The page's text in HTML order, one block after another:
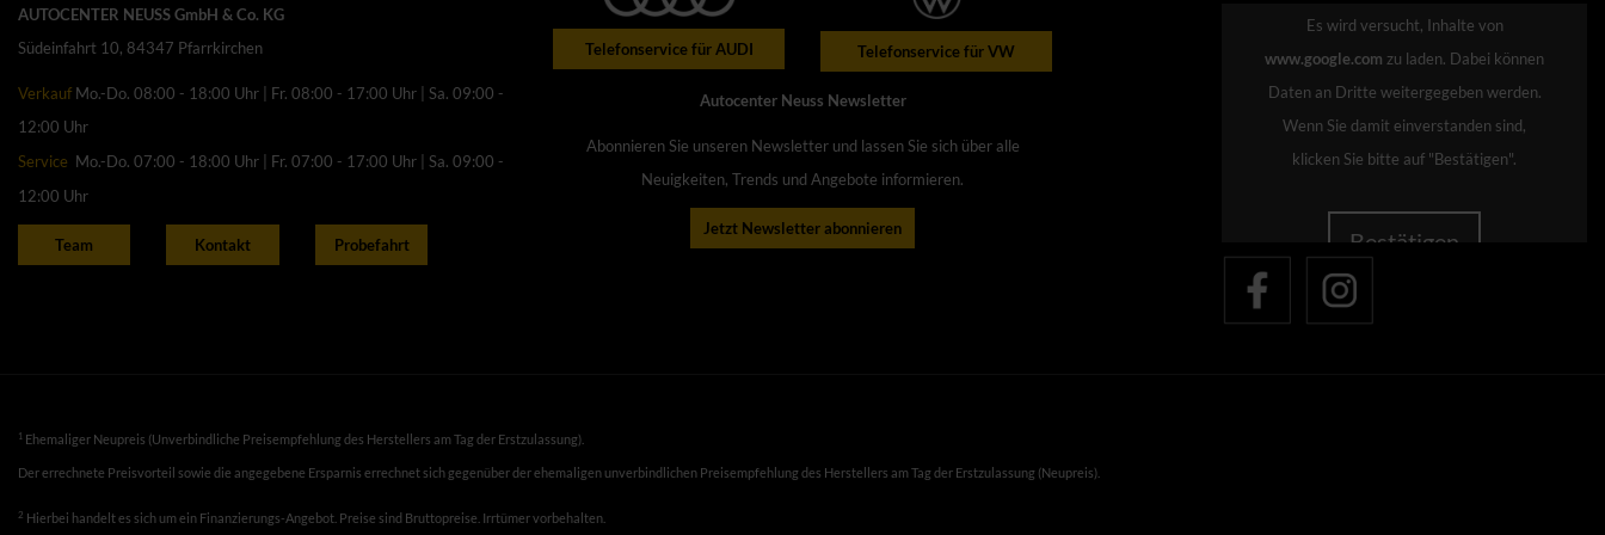
AUTOCENTER NEUSS GmbH & Co. KG
Südeinfahrt 10, 84347 Pfarrkirchen
Verkauf Mo.-Do. 08:00 - 18:00 Uhr | Fr. 08:00 - 17:00 Uhr | Sa. 09:00 -
12:00 Uhr
Service Mo.-Do. 07:00 - 18:00 Uhr | Fr. 07:00 - 17:00 Uhr | Sa. 09:00 -
12:00 Uhr
Team Kontakt Probefahrt
Telefonservice für AUDI Telefonservice für VW
Autocenter Neuss Newsletter
Abonnieren Sie unseren Newsletter und lassen Sie sich über alle
Neuigkeiten, Trends und Angebote informieren.
Jetzt Newsletter abonnieren
www.google.com zu laden. Dabei können
Daten an Dritte weitergegeben werden.
Wenn Sie damit einverstanden sind,
klicken Sie bitte auf "Bestätigen".
Bestätigen
1 Ehemaliger Neupreis (Unverbindliche Preisempfehlung des Herstellers am Tag der Erstzulassung).
Der errechnete Preisvorteil sowie die angegebene Ersparnis errechnet sich gegenüber der ehemaligen unverbindlichen Preisempfehlung des Herstellers am Tag der Erstzulassung (Neupreis).
2 Hierbei handelt es sich um ein Finanzierungs-Angebot. Preise sind Bruttopreise. Irrtümer vorbehalten.